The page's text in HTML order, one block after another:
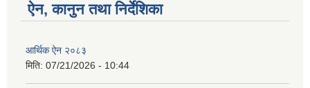
ऐन, कानुन तथा निर्देशिका
आर्थिक ऐन २०८३
मिति: 07/21/2026 - 10:44